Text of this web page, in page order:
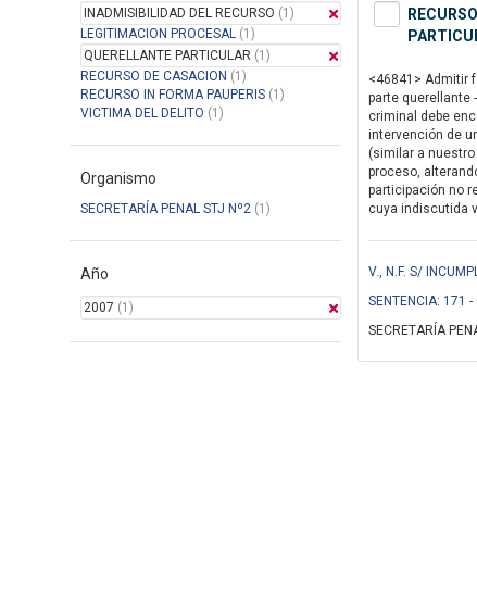
INADMISIBILIDAD DEL RECURSO (1)
LEGITIMACION PROCESAL (1)
QUERELLANTE PARTICULAR (1)
RECURSO DE CASACION (1)
RECURSO IN FORMA PAUPERIS (1)
VICTIMA DEL DELITO (1)
Organismo
SECRETARÍA PENAL STJ Nº2 (1)
Año
2007 (1)
<46841> Admitir
parte querellante
criminal debe
intervención de
(similar a
proceso,
participación no
cuya indiscutida
V., N.F. S/
SENTENCIA: 171
SECRETARÍA